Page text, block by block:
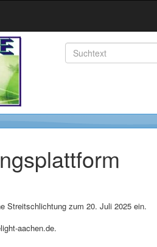
Streitschlichtung zum 20. Juli 2025 ein.
aachen.de.